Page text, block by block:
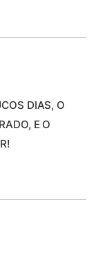
DIAS, O
E O